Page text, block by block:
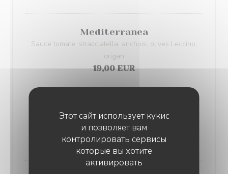
Этот сайт использует кукис
и позволяет вам
контролировать сервисы
которые вы хотите
активировать
Mediterranea
Sauce tomate, stracciatella, anchois, olives Leccino,
origan
19,00 EUR
Mozzarella Fior di Latte, provola fumée, pancetta,
tomates confites, poivrons confits, basilic
19,00 EUR